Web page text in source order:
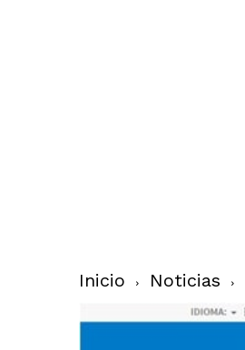
Inicio Noticias